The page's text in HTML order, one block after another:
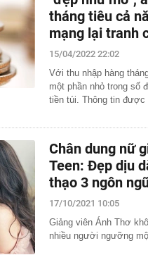
tháng tiêu cả
mạng lại tranh
15/04/2022 22:02
Với thu nhập hàng
một phần nhỏ trong số
tiền túi. Thông tin được
Chân dung nữ
Teen: Đẹp dịu
thạo 3 ngôn
17/10/2021 10:05
Giảng viên Ánh Thơ
nhiều người ngưỡng mộ.